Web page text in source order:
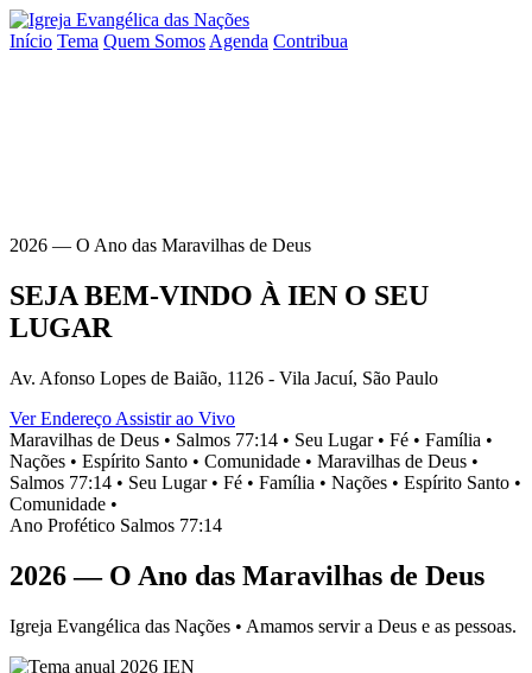
Início Tema Quem Somos Agenda Contribua
2026 — O Ano das Maravilhas de Deus
SEJA BEM-VINDO À IEN O SEU
LUGAR
Av. Afonso Lopes de Baião, 1126 - Vila Jacuí, São Paulo
Ver Endereço Assistir ao Vivo
Maravilhas de Deus • Salmos 77:14 • Seu Lugar • Fé • Família •
Nações • Espírito Santo • Comunidade • Maravilhas de Deus •
Salmos 77:14 • Seu Lugar • Fé • Família • Nações • Espírito Santo •
Comunidade •
Ano Profético Salmos 77:14
2026 — O Ano das Maravilhas de Deus
Igreja Evangélica das Nações • Amamos servir a Deus e as pessoas.